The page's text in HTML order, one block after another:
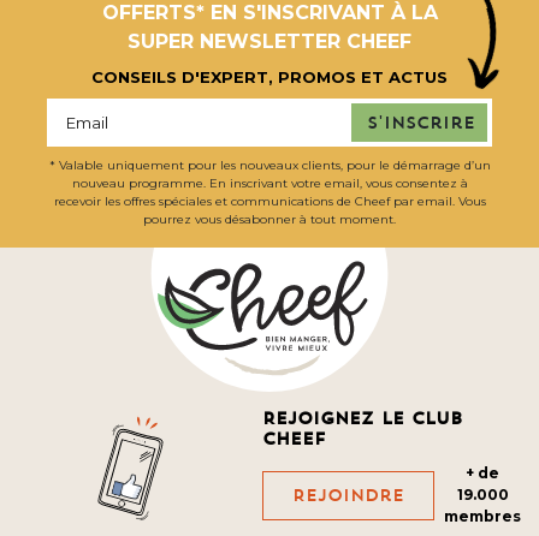
OFFERTS* EN S'INSCRIVANT À LA
SUPER NEWSLETTER CHEEF
CONSEILS D'EXPERT, PROMOS ET ACTUS
S'inscrire
* Valable uniquement pour les nouveaux clients, pour le démarrage d’un
nouveau programme. En inscrivant votre email, vous consentez à
recevoir les offres spéciales et communications de Cheef par email. Vous
pourrez vous désabonner à tout moment.
Rejoignez le club
cheef
Rejoindre
+ de
19.000
membres